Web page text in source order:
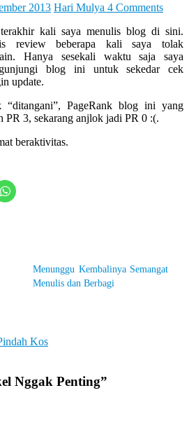
2013 Hari Mulya 4 Comments
kali saya menulis blog di sini.
review beberapa kali saya tolak
Hanya sesekali waktu saja saya
blog ini untuk sekedar cek
update.
PageRank blog ini yang
PR 3, sekarang anjlok jadi PR 0 :(.
beraktivitas.
Menunggu Kembalinya Semangat
Menulis dan Berbagi
Kos
Nggak Penting”